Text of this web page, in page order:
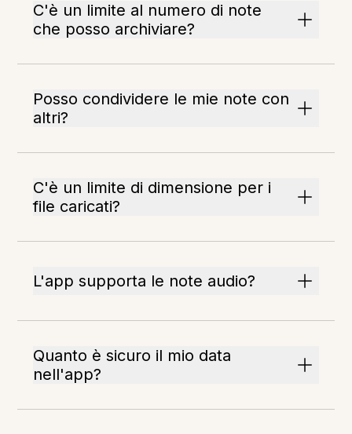
C'è un limite al numero di note
che posso archiviare?
Posso condividere le mie note con
altri?
C'è un limite di dimensione per i
file caricati?
L'app supporta le note audio?
Quanto è sicuro il mio data
nell'app?